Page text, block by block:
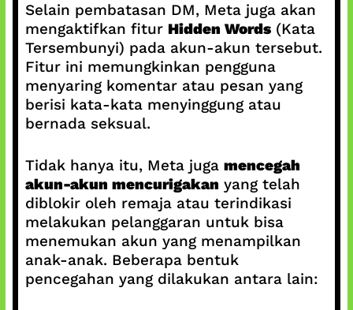
Selain pembatasan DM, Meta juga akan
mengaktifkan fitur Hidden Words(Kata
Tersembunyi) pada akun-akun tersebut.
Fitur ini memungkinkan pengguna
menyaring komentar atau pesan yang
berisi kata-kata menyinggung atau
bernada seksual.
Tidak hanya itu, Meta juga mencegah
akun-akun mencurigakan yang telah
diblokir oleh remaja atau terindikasi
melakukan pelanggaran untuk bisa
menemukan akun yang menampilkan
anak-anak. Beberapa bentuk
pencegahan yang dilakukan antara lain: